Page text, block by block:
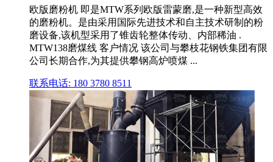
欧版磨粉机 即是MTW系列欧版雷蒙磨,是一种新型高效
的磨粉机。是由采用国际先进技术和自主技术研制的粉
磨设备,该机型采用了锥齿轮整体传动、内部稀油 .
MTW138磨煤线 客户情况 该公司与攀枝花钢铁集团有限
公司长期合作,为其提供攀钢高炉喷煤 ...
联系电话: 180 3780 8511